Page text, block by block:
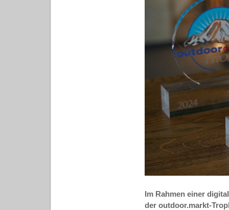
Im Rahmen einer
der outdoor.markt-